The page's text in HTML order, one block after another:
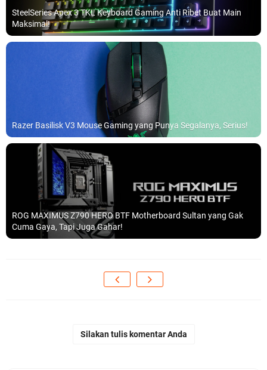
SteelSeries Apex 3 TKL Keyboard Gaming Anti Ribet Buat Main
Maksimal!
Razer Basilisk V3 Mouse Gaming yang Punya Segalanya, Serius!
ROG MAXIMUS Z790 HERO BTF Motherboard Sultan yang Gak
Cuma Gaya, Tapi Juga Gahar!
Silakan tulis komentar Anda